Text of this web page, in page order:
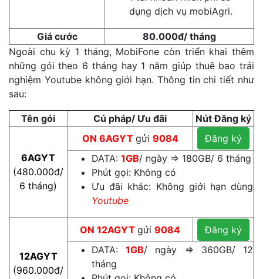
dụng dịch vụ mobiAgri.
Giá cước
80.000đ/ tháng
Ngoài chu kỳ 1 tháng, MobiFone còn triển khai thêm
những gói theo 6 tháng hay 1 năm giúp thuê bao trải
nghiệm Youtube không giới hạn. Thông tin chi tiết như
sau:
Tên gói Cú pháp/ Ưu đãi Nút Đăng ký
6AGYT
(480.000đ/
6 tháng)
ON 6AGYT gửi 9084
Đăng ký
DATA: 1GB/ ngày ⇒ 180GB/ 6 tháng
Phút gọi: Không có
Ưu đãi khác: Không giới hạn dùng
Youtube
12AGYT
(960.000đ/
ON 12AGYT gửi 9084
Đăng ký
DATA:1GB/ ngày ⇒ 360GB/ 12
tháng